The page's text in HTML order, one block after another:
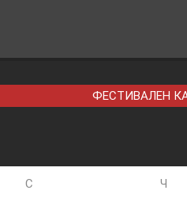
ФЕСТИВАЛЕН
С Ч